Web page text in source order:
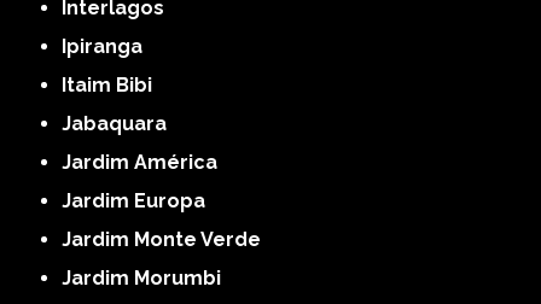
Interlagos
Ipiranga
Itaim Bibi
Jabaquara
Jardim América
Jardim Europa
Jardim Monte Verde
Jardim Morumbi